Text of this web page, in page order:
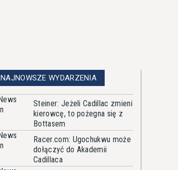
NAJNOWSZE WYDARZENIA
Steiner: Jeżeli Cadillac zmieni
kierowcę, to pożegna się z
Bottasem
Racer.com: Ugochukwu może
dołączyć do Akademii
Cadillaca